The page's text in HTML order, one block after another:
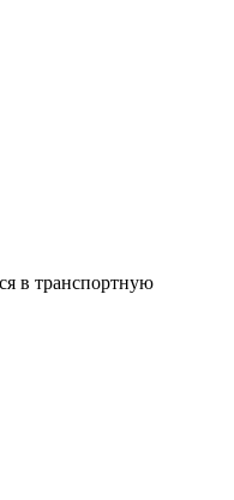
в транспортную